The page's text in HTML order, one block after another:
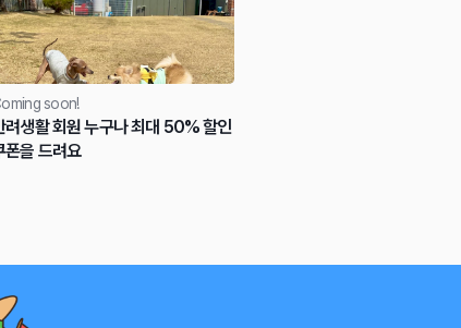
soon!
려생활 회원 누구나 최대 50% 할인
폰을 드려요